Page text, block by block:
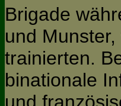
Brigade
und
trainierten.
binationale